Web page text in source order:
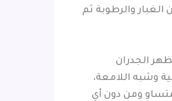
والرطوبة ثم
الجدران
وشبه اللامعة،
ومن دون أي